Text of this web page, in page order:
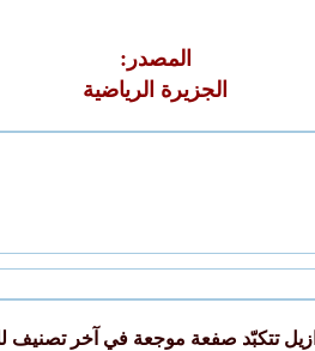
المصدر:
الجزيرة الرياضية
تتكبّد صفعة موجعة في آخر تصنيف